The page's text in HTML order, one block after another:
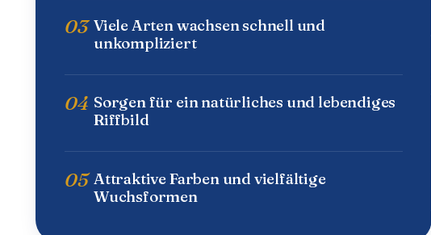
03 Viele Arten wachsen schnell und
unkompliziert
04 Sorgen für ein natürliches und lebendiges
Riffbild
05 Attraktive Farben und vielfältige
Wuchsformen